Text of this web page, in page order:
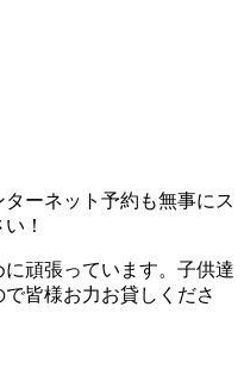
ーネット予約も無事にス
！
頑張っています。子供達
皆様お力お貸しくださ